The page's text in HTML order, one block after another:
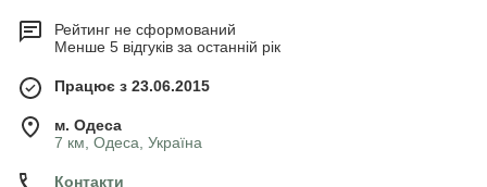
Рейтинг не сформований
Менше 5 відгуків за останній рік
Працює з 23.06.2015
м. Одеса
7 км, Одеса, Україна
Контакти